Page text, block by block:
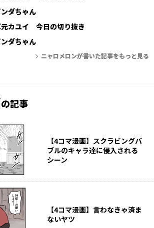
ンダちゃん
元カユイ 今日の切り抜き
ンダちゃん
ニャロメロンが書いた記事をもっと見る
の記事
【4コマ漫画】スクラビングバ
ブルのキャラ達に侵入される
シーン
【4コマ漫画】言わなきゃ済ま
ないヤツ